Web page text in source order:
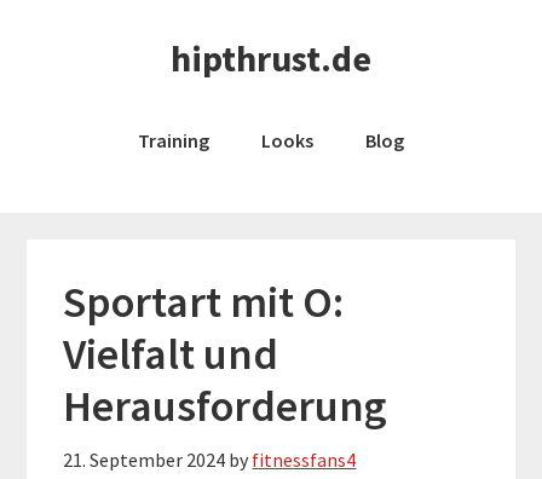
hipthrust.de
Training Looks Blog
Sportart mit O:
Vielfalt und
Herausforderung
21. September 2024 by fitnessfans4